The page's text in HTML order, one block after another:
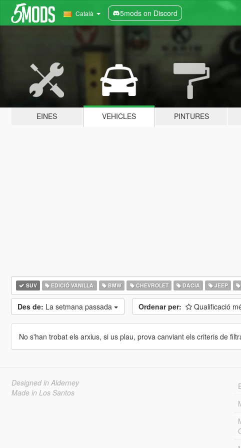
Català 5mods on Discord
EINES VEHICLES PINTURES
SUV EDICIÓ VANILLA BMW CHEVROLET DACIA JEEP
Des de: La setmana passada Ordenar per: Qualificació
No s'han trobat els arxius, si us plau, prova canviant els criteris de
Designed in Alderney
Made in Los Santos